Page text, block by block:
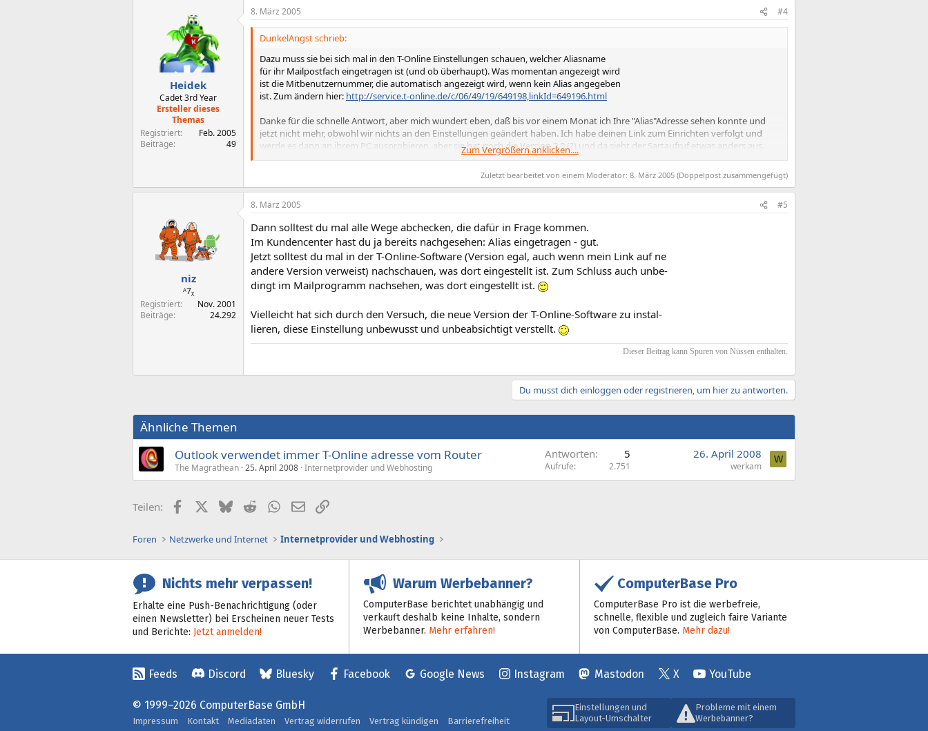
Heidek
Cadet 3rd Year
Ersteller dieses
Themas
Registriert
Feb. 2005
Beiträge
49
8. März 2005 #4
DunkelAngst schrieb:
Dazu muss sie bei sich mal in den T-Online Einstellungen schauen, welcher Aliasname
für ihr Mailpostfach eingetragen ist (und ob überhaupt). Was momentan angezeigt wird
ist die Mitbenutzernummer, die automatisch angezeigt wird, wenn kein Alias angegeben
ist. Zum ändern hier: http://service.t-online.de/c/06/49/19/649198,linkId=649196.html
Danke für die schnelle Antwort, aber mich wundert eben, daß bis vor einem Monat ich Ihre "Alias"Adresse sehen konnte und
jetzt nicht mehr, obwohl wir nichts an den Einstellungen geändert haben. Ich habe deinen Link zum Einrichten verfolgt und
werde es dann an ihrem PC ausprobieren, aber sie hat noch die Version 3.0 (?) und da sieht der Sartaufruf etwas anders aus.
Könnte das ein Problem darstellen? Wie gesagt hat sie noch Windows 98 und die aktuellste Version von T-Online konnten wir
/edit
Ich habe auf der Homepage nachgesehen und da ist der Alias auch eingegeben, nur wenn sie mit ihrer Software (Version 3.0)
Mails abschickt, kommt beim Empfänger nicht ihr Name an sondern ihre Nummer und das möchte sie geändert haben und ich
frage halt euch
.
Zum Vergrößern anklicken....
Zuletzt bearbeitet von einem Moderator: 8. März 2005 (Doppelpost zusammengefügt)
niz
ᴬ7ᵪ
Registriert
Nov. 2001
Beiträge
24.292
8. März 2005 #5
Dann solltest du mal alle Wege abchecken, die dafür in Frage kommen.
Im Kundencenter hast du ja bereits nachgesehen: Alias eingetragen - gut.
Jetzt solltest du mal in der T-Online-Software (Version egal, auch wenn mein Link auf ne
andere Version verweist) nachschauen, was dort eingestellt ist. Zum Schluss auch unbe-
dingt im Mailprogramm nachsehen, was dort eingestellt ist.
Vielleicht hat sich durch den Versuch, die neue Version der T-Online-Software zu instal-
lieren, diese Einstellung unbewusst und unbeabsichtigt verstellt.
Dieser Beitrag kann Spuren von Nüssen enthalten.​
Du musst dich einloggen oder registrieren, um hier zu antworten.
Ähnliche Themen
Outlook verwendet immer T-Online adresse vom Router
The Magrathean 25. April 2008 Internetprovider und Webhosting
Antworten 5
Aufrufe 2.751
26. April 2008
werkam
W
Teilen: FacebookX (Twitter)
BlueskyRedditWhatsApp
E-MailLink
Foren Netzwerke und Internet Internetprovider und Webhosting
Nichts mehr verpassen!
Erhalte eine Push-Benachrichtigung (oder
einen Newsletter) bei Erscheinen neuer Tests
und Berichte: Jetzt anmelden!
Warum Werbebanner?
ComputerBase berichtet unabhängig und
verkauft deshalb keine Inhalte, sondern
Werbebanner. Mehr erfahren!
ComputerBase Pro
ComputerBase Pro ist die werbefreie,
schnelle, flexible und zugleich faire Variante
von ComputerBase. Mehr dazu!
Feeds Discord Bluesky Facebook Google News Instagram Mastodon X YouTube
Einstellungen und
Layout-Umschalter
Probleme mit einem
Werbebanner?
© 1999–2026 ComputerBase GmbH
Impressum Kontakt Mediadaten Vertrag widerrufen Vertrag kündigen Barrierefreiheit